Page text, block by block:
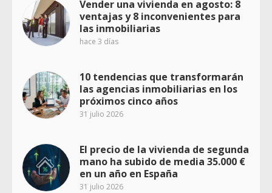
Vender una vivienda en agosto: 8
ventajas y 8 inconvenientes para
las inmobiliarias
hace 3 días
10 tendencias que transformarán
las agencias inmobiliarias en los
próximos cinco años
31 julio 2026
El precio de la vivienda de segunda
mano ha subido de media 35.000 €
en un año en España
31 julio 2026